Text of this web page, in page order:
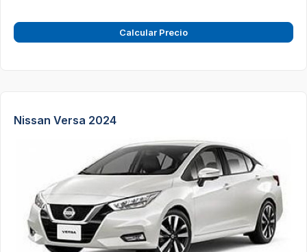
Calcular Precio
Nissan Versa 2024